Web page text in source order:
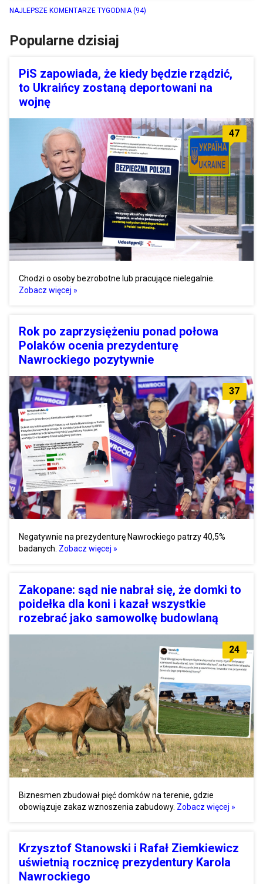
NAJLEPSZE KOMENTARZE TYGODNIA(94)
Popularne dzisiaj
PiS zapowiada, że kiedy będzie rządzić,
to Ukraińcy zostaną deportowani na
wojnę
47
Chodzi o osoby bezrobotne lub pracujące nielegalnie.
Zobacz więcej »
Rok po zaprzysiężeniu ponad połowa
Polaków ocenia prezydenturę
Nawrockiego pozytywnie
37
Negatywnie na prezydenturę Nawrockiego patrzy 40,5%
badanych. Zobacz więcej »
Zakopane: sąd nie nabrał się, że domki to
poidełka dla koni i kazał wszystkie
rozebrać jako samowolkę budowlaną
24
Biznesmen zbudował pięć domków na terenie, gdzie
obowiązuje zakaz wznoszenia zabudowy. Zobacz więcej »
Krzysztof Stanowski i Rafał Ziemkiewicz
uświetnią rocznicę prezydentury Karola
Nawrockiego